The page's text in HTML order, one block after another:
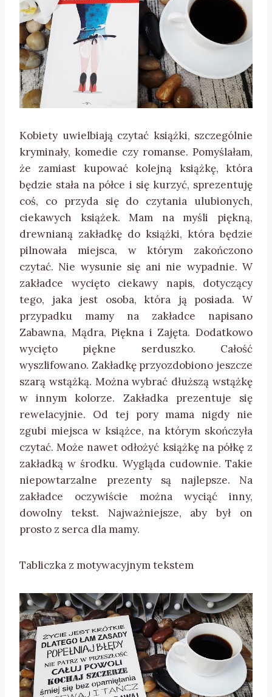
Kobiety uwielbiają czytać książki, szczególnie
kryminały, komedie czy romanse. Pomyślałam,
że zamiast kupować kolejną książkę, która
będzie stała na półce i się kurzyć, sprezentuję
coś, co przyda się do czytania ulubionych,
ciekawych książek. Mam na myśli piękną,
drewnianą zakładkę do książki, która będzie
pilnowała miejsca, w którym zakończono
czytać. Nie wysunie się ani nie wypadnie. W
zakładce wycięto ciekawy napis, dotyczący
tego, jaka jest osoba, która ją posiada. W
przypadku mamy na zakładce napisano
Zabawna, Mądra, Piękna i Zajęta. Dodatkowo
wycięto piękne serduszko. Całość
wyszlifowano. Zakładkę przyozdobiono jeszcze
szarą wstążką. Można wybrać dłuższą wstążkę
w innym kolorze. Zakładka prezentuje się
rewelacyjnie. Od tej pory mama nigdy nie
zgubi miejsca w książce, na którym skończyła
czytać. Może nawet odłożyć książkę na półkę z
zakładką w środku. Wygląda cudownie. Takie
niepowtarzalne prezenty są najlepsze. Na
zakładce oczywiście można wyciąć inny,
dowolny tekst. Najważniejsze, aby był on
prosto z serca dla mamy.
Tabliczka z motywacyjnym tekstem